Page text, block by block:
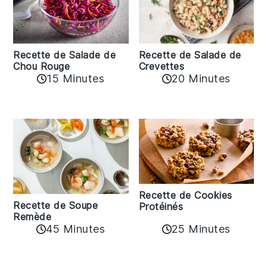
Recette de Salade de
Chou Rouge
15 Minutes
Recette de Salade de
Crevettes
20 Minutes
Recette de Soupe
Remède
45 Minutes
Recette de Cookies
Protéinés
25 Minutes